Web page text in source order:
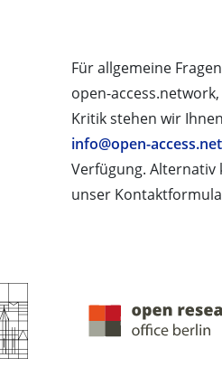
Für allgemeine
open-
Kritik stehen wir
info@open-
Verfügung. Alternativ
unser